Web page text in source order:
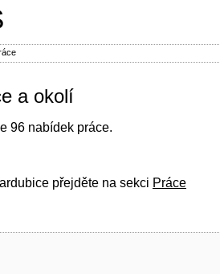
a okolí
96 nabídek práce.
přejděte na sekci Práce